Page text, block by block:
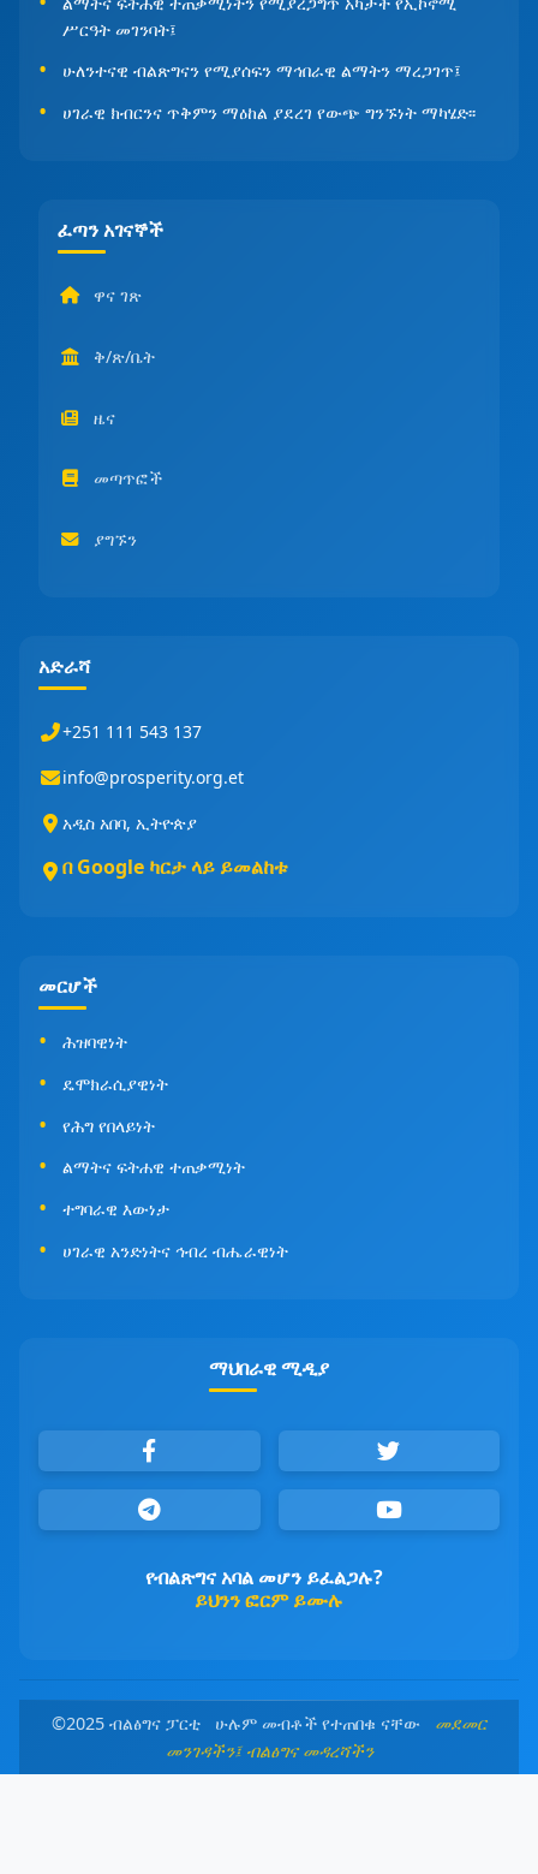
ሥርዓት መገንባት፤
ሁለንተናዊ ብልጽግናን የሚያሰፍን ማኅበራዊ ልማትን ማረጋገጥ፤
ሀገራዊ ክብርንና ጥቅምን ማዕከል ያደረገ የውጭ ግንኙነት ማካሄድ፡፡
ፈጣን አገናኞች
ዋና ገጽ
ቅ/ጽ/ቤት
ዜና
መጣጥፎች
ያግኙን
አድራሻ
+251 111 543 137
info@prosperity.org.et
አዲስ አበባ, ኢትዮጵያ
በ Google ካርታ ላይ ይመልከቱ
መርሆች
ሕዝባዊነት
ዴሞክራሲያዊነት
የሕግ የበላይነት
ልማትና ፍትሐዊ ተጠቃሚነት
ተግባራዊ እውነታ
ሀገራዊ አንድነትና ኅብረ ብሔራዊነት
ማህበራዊ ሚዲያ
የብልጽግና አባል መሆን ይፈልጋሉ?
ይህንን ፎርም ይሙሉ
©2025 ብልፅግና ፓርቲ ሁሉም መብቶች የተጠበቁ ናቸው መደመር
መንገዳችን፤ ብልፅግና መዳረሻችን